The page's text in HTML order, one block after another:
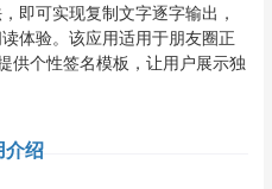
即可实现复制文字逐字输出，
体验。该应用适用于朋友圈正
供个性签名模板，让用户展示独
介绍